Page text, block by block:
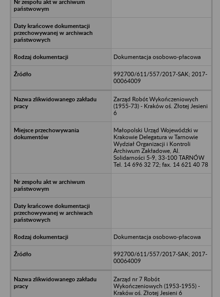
Dokumentacja osobowo-płacowa
992700/611/557/2017-SAK; 2017-
00064009
Zarząd Robót Wykończeniowych
(1955-73) - Kraków oś. Złotej Jesieni
6
Małopolski Urząd Wojewódzki w
Krakowie Delegatura w Tarnowie
Wydział Organizacji i Kontroli
Archiwum Zakładowe, Al.
Solidarności 5-9, 33-100 TARNÓW
Tel. 14 696 32 72; fax. 14 621 40 78
Dokumentacja osobowo-płacowa
992700/611/557/2017-SAK; 2017-
00064009
Zarząd nr 7 Robót
Wykończeniowych (1953-1955) -
Kraków oś. Złotej Jesieni 6